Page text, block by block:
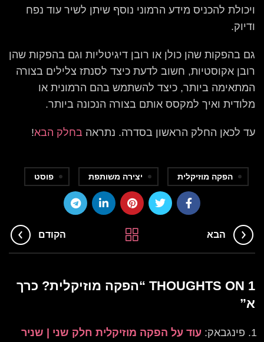
ויכולת להכניס מידע הרמוני נוסף שיתן לשיר עוד נפח
ודיוק.
גם בהפקות שהן כולן או רובן דיגיטליות וגם בהפקות שהן
רובן אקוסטיות, חשוב לדעת כיצד לסנתז צלילים בצורה
המתאימה ביותר, כיצד להשתמש בהם הרמונית או
מלודית ואיך למקסס אותם בצורה הנכונה ביותר.
עד לכאן החלק הראשון בסדרה. נתראה בחלק הבא!
הפקה מוזיקלית יצירה משותפת פוסט
הבא הקודם
1 THOUGHTS ON “
הפקה מוזיקלית? כרך
א”
פינגבאק: עוד על הפקה מוזיקלית חלק שני | שניר